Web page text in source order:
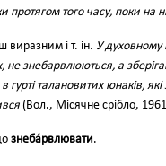
протягом того часу, поки на
виразним і т. ін. У духовному
знебарвлюються, а
в гурті талановитих юнаків,
(Вол., Місячне срібло,
знеба́рвлювати.